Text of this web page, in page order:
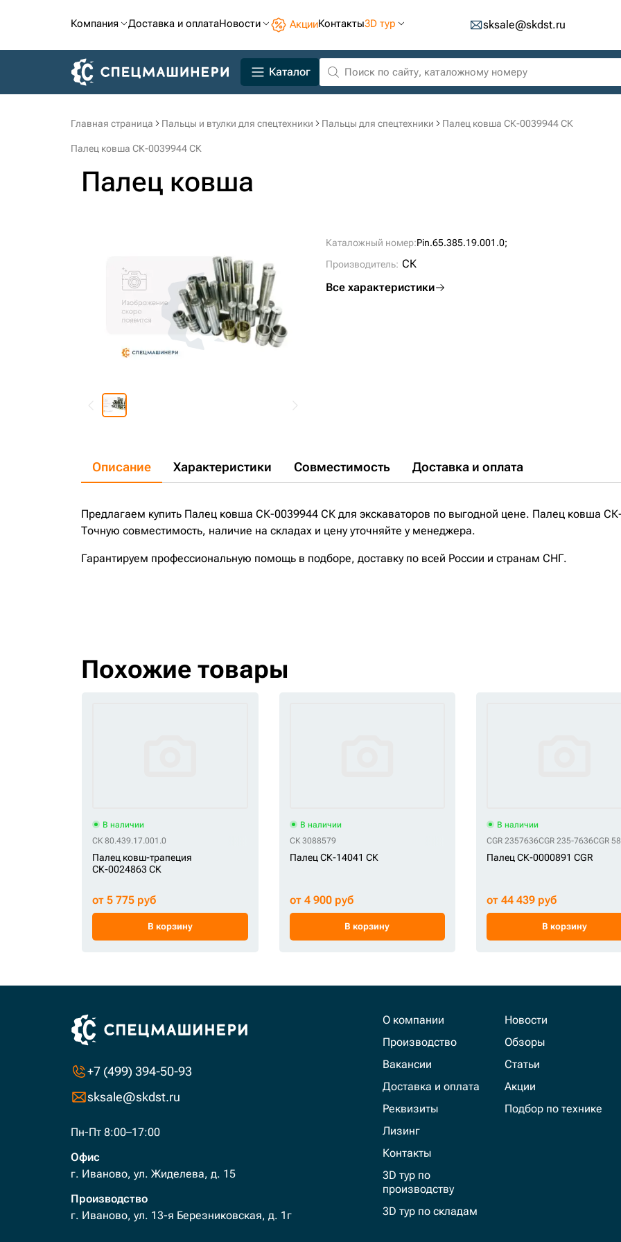
Компания Доставка и оплатаНовости АкцииКонтакты3D тур sksale@skdst.ru
Каталог
Главная страница Пальцы и втулки для спецтехники Пальцы для спецтехники Палец ковша СК-0039944 СК
Палец ковша СК-0039944 СК
Палец ковша
Каталожный номер:Pin.65.385.19.001.0;
Производитель: СК
Все характеристики
Описание Характеристики Совместимость Доставка и оплата
Предлагаем купить Палец ковша СК-0039944 СК для экскаваторов по выгодной цене. Палец ковша
Точную совместимость, наличие на складах и цену уточняйте у менеджера.
Гарантируем профессиональную помощь в подборе, доставку по всей России и странам СНГ.
Похожие товары
В наличии
СК 80.439.17.001.0
Палец ковш-трапеция
СК-0024863 СК
от 5 775 руб
В корзину
В наличии
СК 3088579
Палец СК-14041 СК
от 4 900 руб
В корзину
В наличии
CGR 2357636CGR 235-7636CGR
Палец СК-0000891 CGR
от 44 439 руб
В корзину
+7 (499) 394-50-93
sksale@skdst.ru
Пн-Пт 8:00–17:00
Офис
г. Иваново, ул. Жиделева, д. 15
Производство
г. Иваново, ул. 13-я Березниковская, д. 1г
О компании
Производство
Вакансии
Доставка и оплата
Реквизиты
Лизинг
Контакты
3D тур по
производству
3D тур по складам
Новости
Обзоры
Статьи
Акции
Подбор по технике